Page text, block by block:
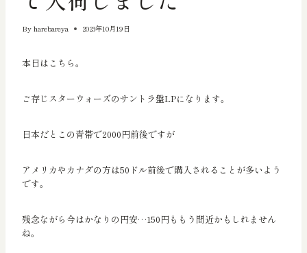
By harebareya 2023年10月19日
本日はこちら。
ご存じスターウォーズのサントラ盤LPになります。
日本だとこの青帯で2000円前後ですが
アメリカやカナダの方は50ドル前後で購入されることが多いよう
です。
残念ながら今はかなりの円安…150円ももう間近かもしれません
ね。